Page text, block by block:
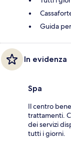
Guida
In evidenza
Spa
Il centro
trattamenti.
dei servizi
tutti i giorni.